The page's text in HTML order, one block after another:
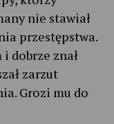
nie stawiał
przestępstwa.
dobrze znał
zarzut
Grozi mu do